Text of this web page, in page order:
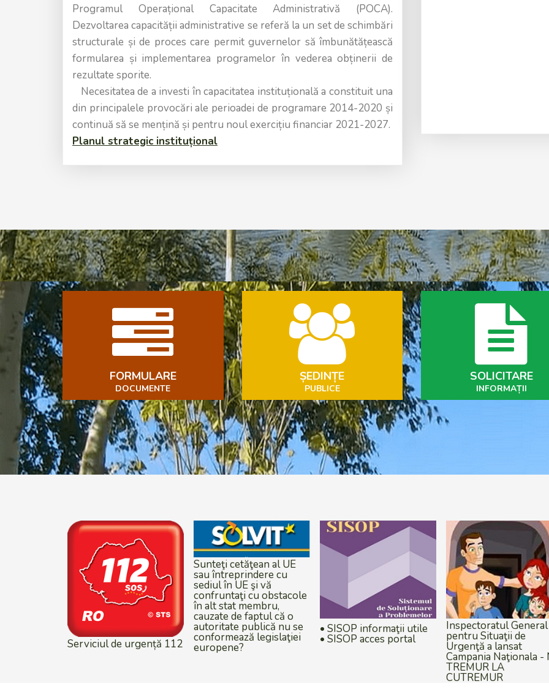
Programul Operațional Capacitate Administrativă (POCA).
Dezvoltarea capacității administrative se referă la un set de schimbări
structurale și de proces care permit guvernelor să îmbunătățească
formularea și implementarea programelor în vederea obținerii de
rezultate sporite.
Necesitatea de a investi în capacitatea instituțională a constituit una
din principalele provocări ale perioadei de programare 2014-2020 și
continuă să se mențină și pentru noul exercițiu financiar 2021-2027.
Planul strategic instituțional
FORMULARE
DOCUMENTE
ȘEDINȚE
PUBLICE
SOLICITARE
INFORMAȚII
Sunteţi cetăţean al UE
sau întreprindere cu
sediul în UE şi vă
confruntaţi cu obstacole
în alt stat membru,
cauzate de faptul că o
autoritate publică nu se
conformează legislaţiei
europene?
• SISOP informaţii utile
• SISOP acces portal
Inspectoratul General
pentru Situaţii de
Urgenţă a lansat
Plăteşte online
şi taxe locale!